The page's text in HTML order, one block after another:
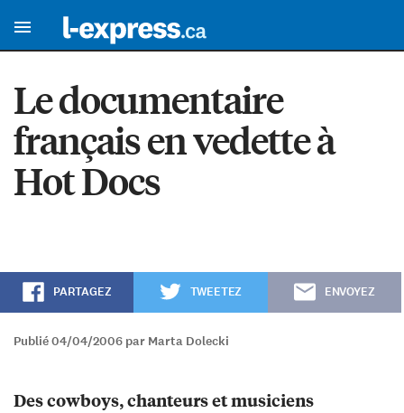
Le documentaire
français en vedette à
Hot Docs
PARTAGEZ TWEETEZ ENVOYEZ
Publié 04/04/2006 par Marta Dolecki
Des cowboys, chanteurs et musiciens